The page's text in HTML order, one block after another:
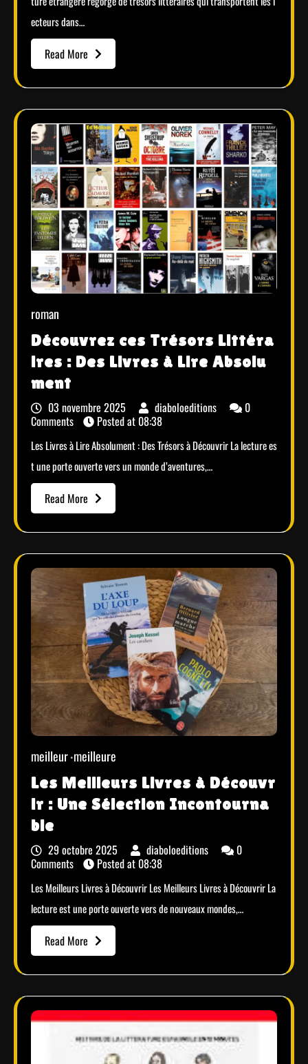
ecteurs dans…
Read More
roman
Découvrez ces Trésors Littéra
ires : Des Livres à Lire Absolu
ment
03 novembre 2025 diaboloeditions
0
Comments
Posted at 08:38
Les Livres à Lire Absolument : Des Trésors à Découvrir La lecture es
t une porte ouverte vers un monde d’aventures,…
Read More
meilleur meilleure
Les Meilleurs Livres à Découvr
ir : Une Sélection Incontourna
ble
29 octobre 2025 diaboloeditions
0
Comments
Posted at 08:38
Les Meilleurs Livres à Découvrir Les Meilleurs Livres à Découvrir La
lecture est une porte ouverte vers de nouveaux mondes,…
Read More